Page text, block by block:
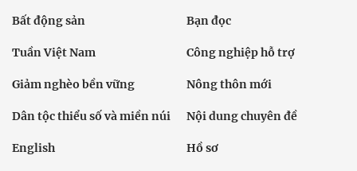
Bất động sản Bạn đọc
Tuần Việt Nam Công nghiệp hỗ trợ
Giảm nghèo bền vững Nông thôn mới
Dân tộc thiểu số và miền núi Nội dung chuyên đề
English Hồ sơ